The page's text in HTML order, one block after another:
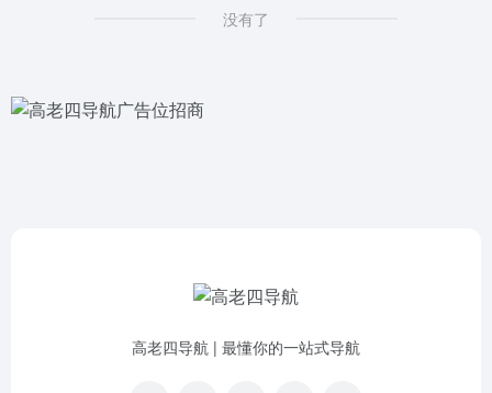
没有了
高老四导航 | 最懂你的一站式导航